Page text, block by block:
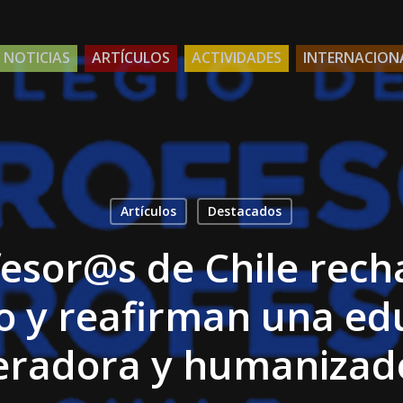
NOTICIAS ARTÍCULOS ACTIVIDADES
Artículos Destacados
de Chile
y reafirman una
y